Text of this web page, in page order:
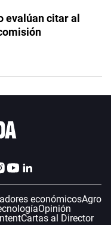
evalúan citar al
económicosAgro
Opinión
Cartas al Director